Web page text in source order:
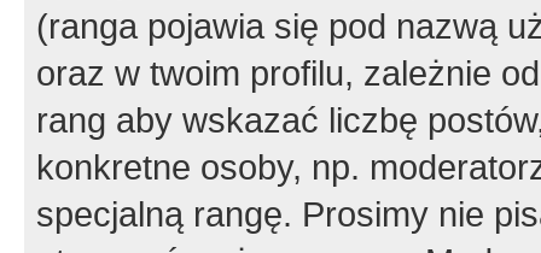
(ranga pojawia się pod nazwą
oraz w twoim profilu, zależnie
rang aby wskazać liczbę
konkretne osoby, np.
specjalną rangę. Prosimy nie